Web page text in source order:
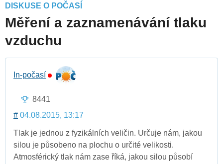
DISKUSE O POČASÍ
Měření a zaznamenávání tlaku
vzduchu
In-počasí
8441
# 04.08.2015, 13:17
Tlak je jednou z fyzikálních veličin. Určuje nám, jakou
silou je působeno na plochu o určité velikosti.
Atmosférický tlak nám zase říká, jakou silou působí